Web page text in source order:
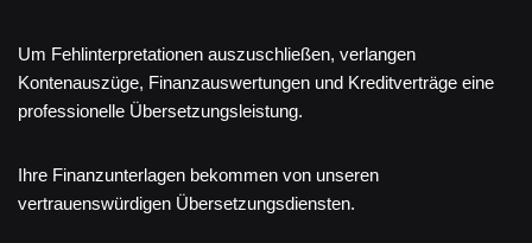
Um Fehlinterpretationen auszuschließen, verlangen
Kontenauszüge, Finanzauswertungen und Kreditverträge eine
professionelle Übersetzungsleistung.
Ihre Finanzunterlagen bekommen von unseren
vertrauenswürdigen Übersetzungsdiensten.